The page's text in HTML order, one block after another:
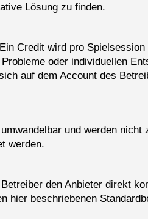
Lösung zu finden.
Credit wird pro
oder individuellen
auf dem Account des
und werden
werden.
den Anbieter direkt
beschriebenen